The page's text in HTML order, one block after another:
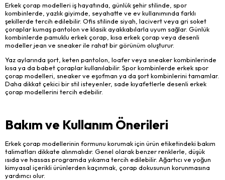
Erkek çorap modelleri iş hayatında, günlük şehir stilinde, spor
kombinlerde, yazlık giyimde, seyahatte ve ev kullanımında farklı
şekillerde tercih edilebilir. Ofis stilinde siyah, lacivert veya gri soket
çoraplar kumaş pantolon ve klasik ayakkabılarla uyum sağlar. Günlük
kombinlerde pamuklu erkek çorap, kısa erkek çorap veya desenli
modeller jean ve sneaker ile rahat bir görünüm oluşturur.
Yaz aylarında şort, keten pantolon, loafer veya sneaker kombinlerinde
kısa ya da babet çoraplar kullanılabilir. Spor kombinlerde erkek spor
çorap modelleri, sneaker ve eşofman ya da şort kombinlerini tamamlar.
Daha dikkat çekici bir stil isteyenler, sade kıyafetlerle desenli erkek
çorap modellerini tercih edebilir.
Bakım ve Kullanım Önerileri
Erkek çorap modellerinin formunu korumak için ürün etiketindeki bakım
talimatları dikkate alınmalıdır. Genel olarak benzer renklerle, düşük
ısıda ve hassas programda yıkama tercih edilebilir. Ağartıcı ve yoğun
kimyasal içerikli ürünlerden kaçınmak, çorap dokusunun korunmasına
yardımcı olur.